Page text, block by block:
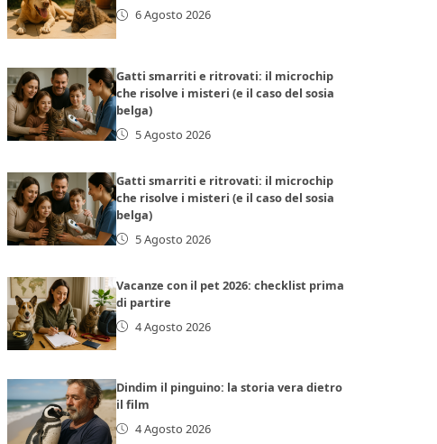
6 Agosto 2026
Gatti smarriti e ritrovati: il microchip
che risolve i misteri (e il caso del sosia
belga)
5 Agosto 2026
Gatti smarriti e ritrovati: il microchip
che risolve i misteri (e il caso del sosia
belga)
5 Agosto 2026
Vacanze con il pet 2026: checklist prima
di partire
4 Agosto 2026
Dindim il pinguino: la storia vera dietro
il film
4 Agosto 2026